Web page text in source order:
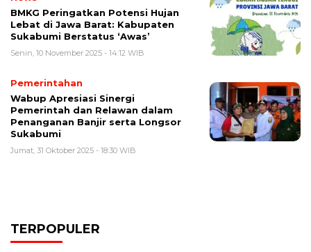
BMKG Peringatkan Potensi Hujan
Lebat di Jawa Barat: Kabupaten
Sukabumi Berstatus ‘Awas’
Senin, 10 November 2025 - 14:12 WIB
Pemerintahan
Wabup Apresiasi Sinergi
Pemerintah dan Relawan dalam
Penanganan Banjir serta Longsor
Sukabumi
Jumat, 31 Oktober 2025 - 18:30 WIB
TERPOPULER